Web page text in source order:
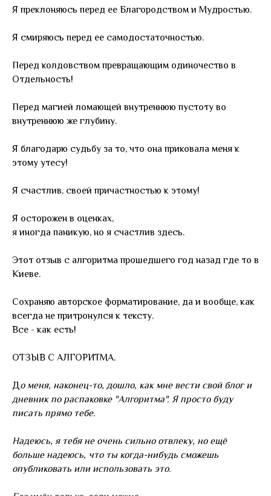
Я преклоняюсь перед ее Благородством и Мудростью.
Я смиряюсь перед ее самодостаточностью.
Перед колдовством превращающим одиночество в
Отдельность!
Перед магией ломающей внутреннюю пустоту во
внутреннюю же глубину.
Я благодарю судьбу за то, что она приковала меня к
этому утесу!
Я счастлив, своей причастностью к этому!
Я осторожен в оценках,
я иногда паникую, но я счастлив здесь.
Этот отзыв с алгоритма прошедшего год назад где то в
Киеве.
Сохраняю авторское форматирование, да и вообще, как
всегда не притронулся к тексту.
Все - как есть!
ОТЗЫВ С АЛГОРИТМА.
До меня, наконец-то, дошло, как мне вести свой блог и
дневник по распаковке "Алгоритма". Я просто буду
писать прямо тебе.
Надеюсь, я тебя не очень сильно отвлеку, но ещё
больше надеюсь, что ты когда-нибудь сможешь
опубликовать или использовать это.